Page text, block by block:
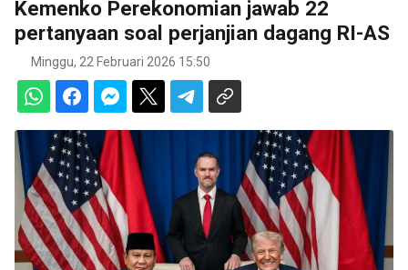
Kemenko Perekonomian jawab 22
pertanyaan soal perjanjian dagang RI-AS
Minggu, 22 Februari 2026 15:50